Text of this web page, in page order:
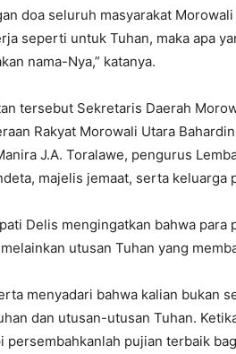
doa seluruh masyarakat
seperti untuk Tuhan, maka apa
nama-Nya,” katanya.
tersebut Sekretaris Daerah
Rakyat Morowali Utara
J.A. Toralawe, pengurus
majelis jemaat, serta keluarga
Delis mengingatkan bahwa
utusan Tuhan yang
menyadari bahwa kalian bukan
dan utusan-utusan Tuhan.
persembahkanlah pujian terbaik